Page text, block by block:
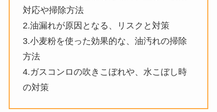
対応や掃除方法
2.油漏れが原因となる、リスクと対策
3.小麦粉を使った効果的な、油汚れの掃除
方法
4.ガスコンロの吹きこぼれや、水こぼし時
の対策